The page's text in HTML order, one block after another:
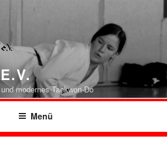
modernes Taekwon-Do
Menü